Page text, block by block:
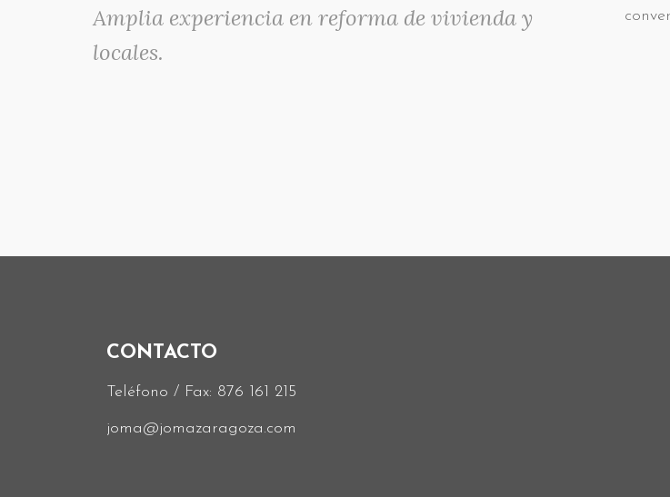
Amplia experiencia en reforma de vivienda y
locales.
CONTACTO
Teléfono / Fax: 876 161 215
joma@jomazaragoza.com